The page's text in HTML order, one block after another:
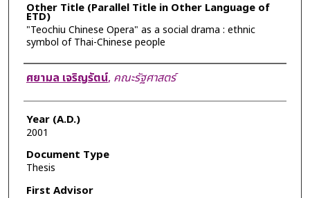
Other Title (Parallel Title in Other Language of
ETD)
"Teochiu Chinese Opera" as a social drama : ethnic
symbol of Thai-Chinese people
Author
ศยามล เจริญรัตน์, คณะรัฐศาสตร์
Year (A.D.)
2001
Document Type
Thesis
First Advisor